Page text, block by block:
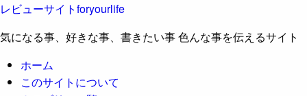
レビューサイトforyourlife
気になる事、好きな事、書きたい事 色んな事を伝えるサイト
ホーム
このサイトについて